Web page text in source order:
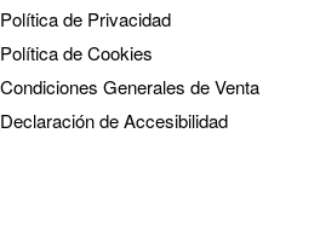
Política de Privacidad
Política de Cookies
Condiciones Generales de Venta
Declaración de Accesibilidad